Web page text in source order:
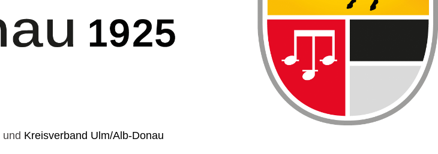
und Kreisverband Ulm/Alb-Donau